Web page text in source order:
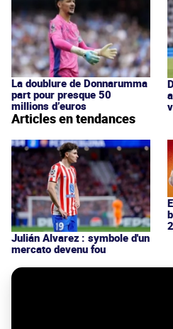
La doublure de Donnarumma
part pour presque 50
millions d’euros
Articles en tendances
Julián Alvarez : symbole d'un
mercato devenu fou